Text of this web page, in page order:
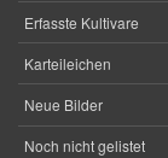
Erfasste Kultivare
Karteileichen
Neue Bilder
Noch nicht gelistet